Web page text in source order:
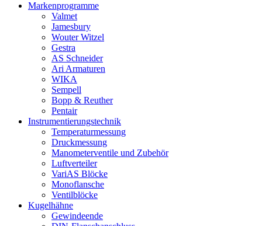
Markenprogramme
Valmet
Jamesbury
Wouter Witzel
Gestra
AS Schneider
Ari Armaturen
WIKA
Sempell
Bopp & Reuther
Pentair
Instrumentierungs­technik
Temperaturmessung
Druckmessung
Manometerventile und Zubehör
Luftverteiler
VariAS Blöcke
Monoflansche
Ventilblöcke
Kugelhähne
Gewindeende